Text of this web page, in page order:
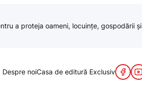
a proteja oameni, locuințe, gospodării
Despre noiCasa de editură Exclusiv